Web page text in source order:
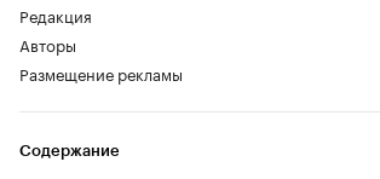
Редакция
Авторы
Размещение рекламы
Содержание